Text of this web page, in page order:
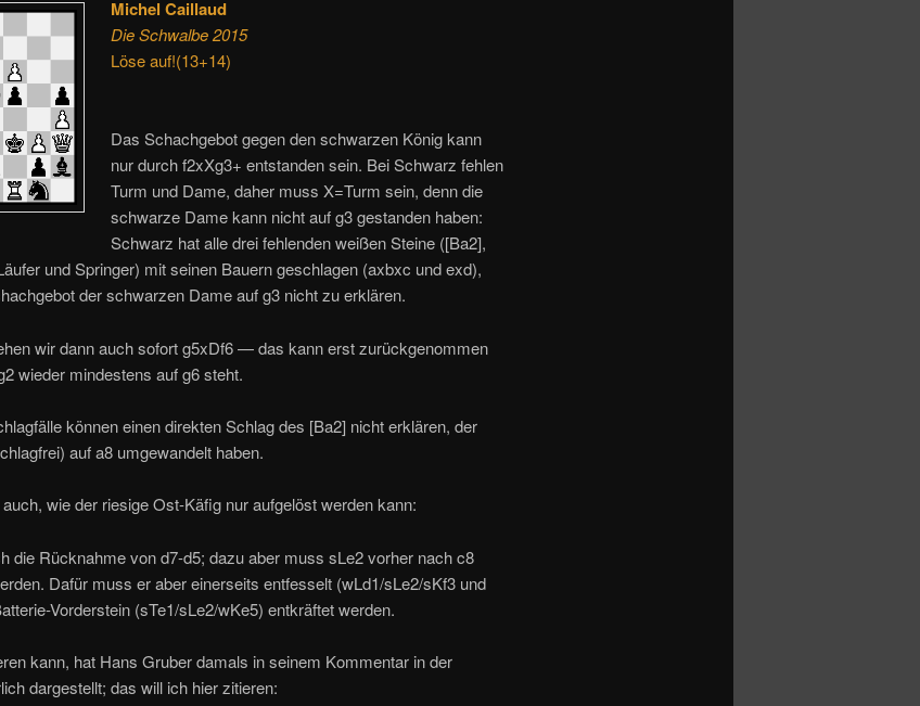
Michel Caillaud
Die Schwalbe 2015
Löse auf!(13+14)
Das Schachgebot gegen den schwarzen König kann
nur durch f2xXg3+ entstanden sein. Bei Schwarz fehlen
Turm und Dame, daher muss X=Turm sein, denn die
schwarze Dame kann nicht auf g3 gestanden haben:
Schwarz hat alle drei fehlenden weißen Steine ([Ba2],
und Springer) mit seinen Bauern geschlagen (axbxc und exd),
der schwarzen Dame auf g3 nicht zu erklären.
wir dann auch sofort g5xDf6 — das kann erst zurückgenommen
wieder mindestens auf g6 steht.
können einen direkten Schlag des [Ba2] nicht erklären, der
auf a8 umgewandelt haben.
wie der riesige Ost-Käfig nur aufgelöst werden kann:
die Rücknahme von d7-d5; dazu aber muss sLe2 vorher nach c8
Dafür muss er aber einerseits entfesselt (wLd1/sLe2/sKf3 und
Vorderstein (sTe1/sLe2/wKe5) entkräftet werden.
kann, hat Hans Gruber damals in seinem Kommentar in der
dargestellt; das will ich hier zitieren: